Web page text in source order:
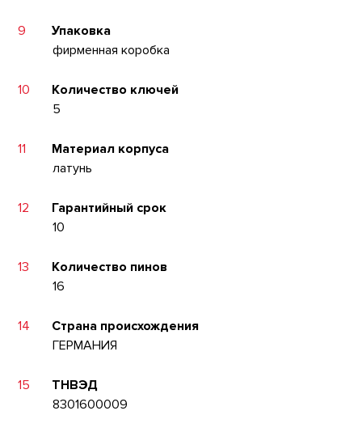
9
Упаковка
фирменная коробка
10
Количество ключей
5
11
Материал корпуса
латунь
12
Гарантийный срок
10
13
Количество пинов
16
14
Страна происхождения
ГЕРМАНИЯ
15
ТНВЭД
8301600009